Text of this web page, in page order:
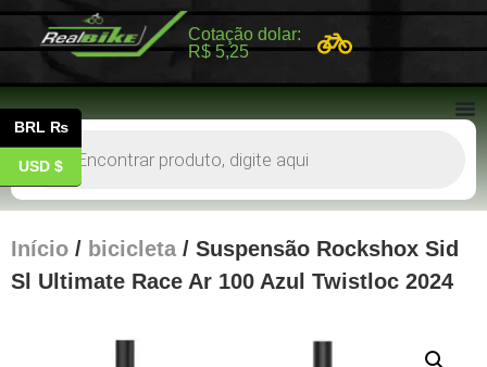
Cotação dolar:
R$ 5,25
Início / bicicleta / Suspensão Rockshox Sid
Sl Ultimate Race Ar 100 Azul Twistloc 2024
BRL ₨
USD $